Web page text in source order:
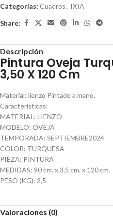
Categorías: Cuadros, IXIA
Share:
Descripción
Pintura Oveja
3,50 X 120 Cm
Material: lienzo Pintado a mano.
Características:
MATERIAL: LIENZO
MODELO: OVEJA
TEMPORADA: SEPTIEMBRE2024
COLOR: TURQUESA
PIEZA: PINTURA
MEDIDAS: 90 cm. x 3,5 cm. x 120 cm.
PESO (KG): 2,5
Valoraciones (0)